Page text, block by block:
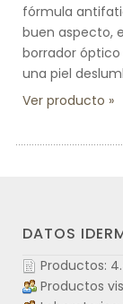
fórmula
buen aspecto,
borrador
una piel
Ver producto
DATOS
Productos:
Productos